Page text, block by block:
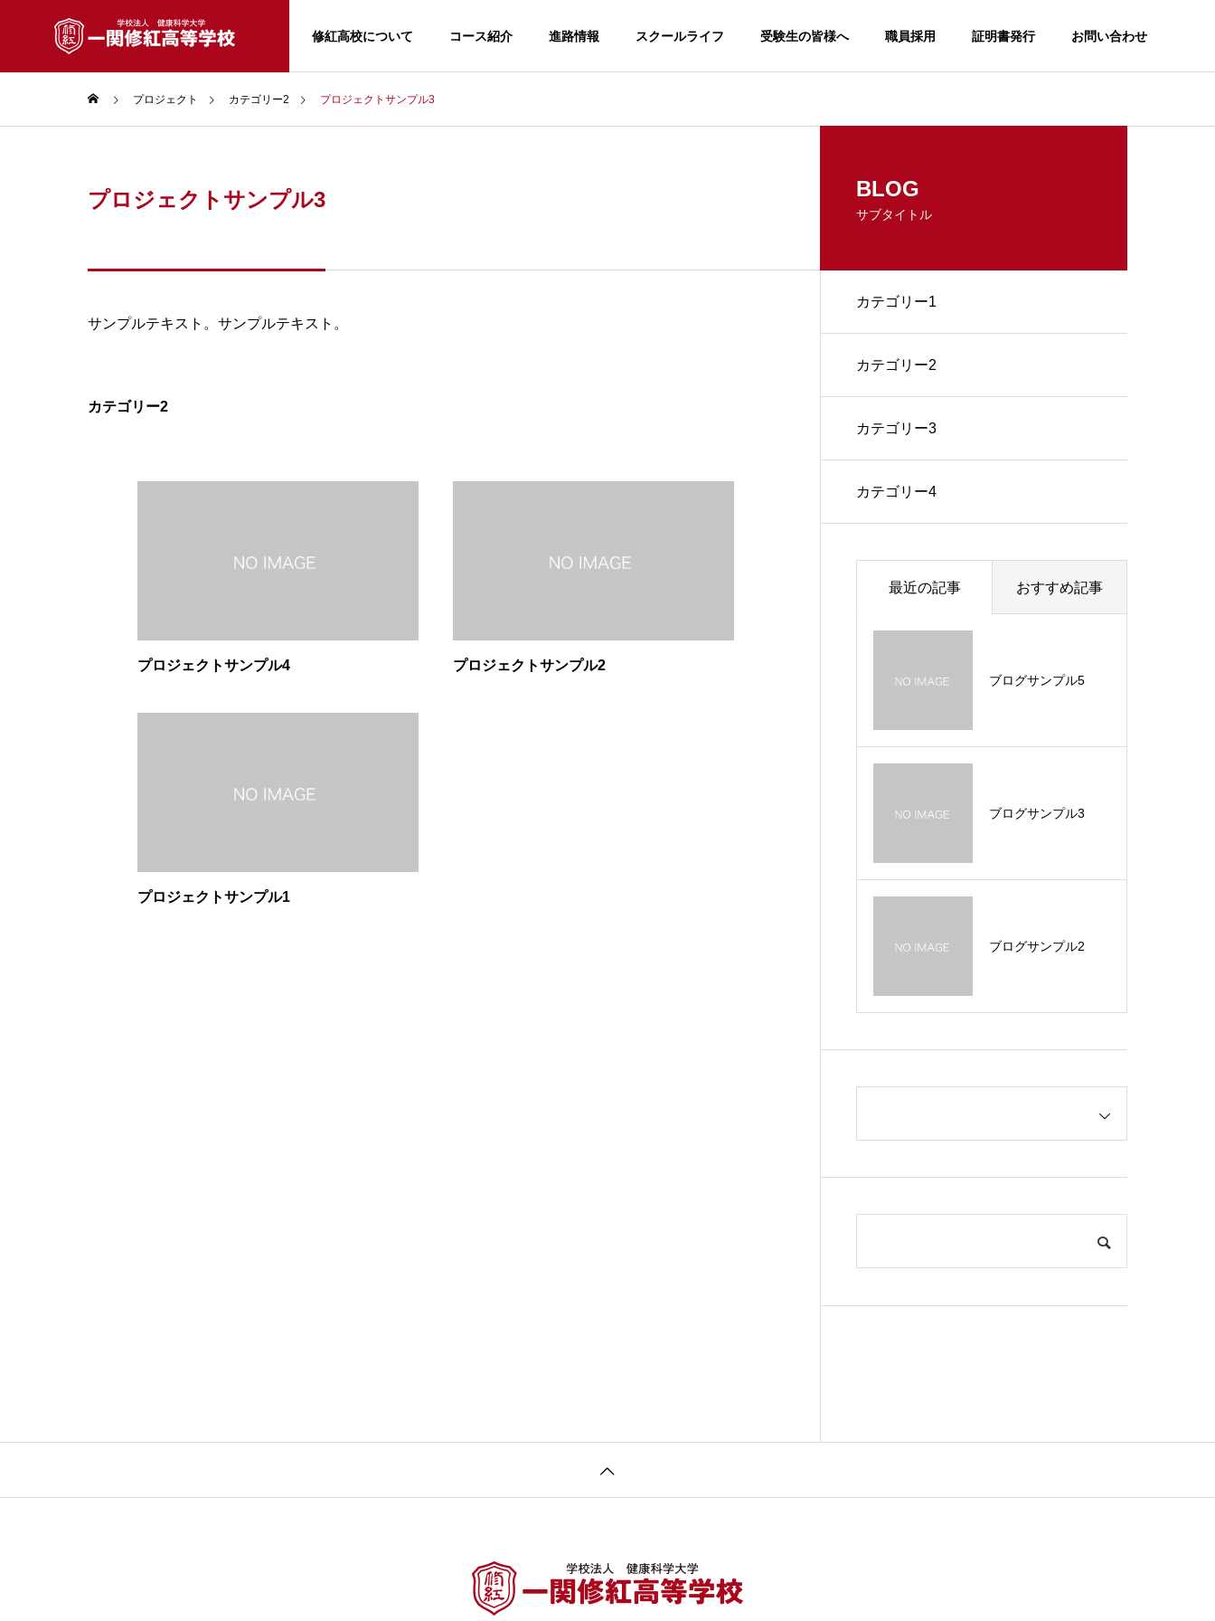
修紅高校について コース紹介 進路情報 スクールライフ 受験生の皆様へ 職員採用 証明書発行 お問い合わせ
プロジェクト カテゴリー2 プロジェクトサンプル3
プロジェクトサンプル3
サンプルテキスト。サンプルテキスト。
カテゴリー2
プロジェクトサンプル4 プロジェクトサンプル2
プロジェクトサンプル1
BLOG
サブタイトル
カテゴリー1
カテゴリー2
カテゴリー3
カテゴリー4
最近の記事 おすすめ記事
ブログサンプル5
ブログサンプル3
ブログサンプル2